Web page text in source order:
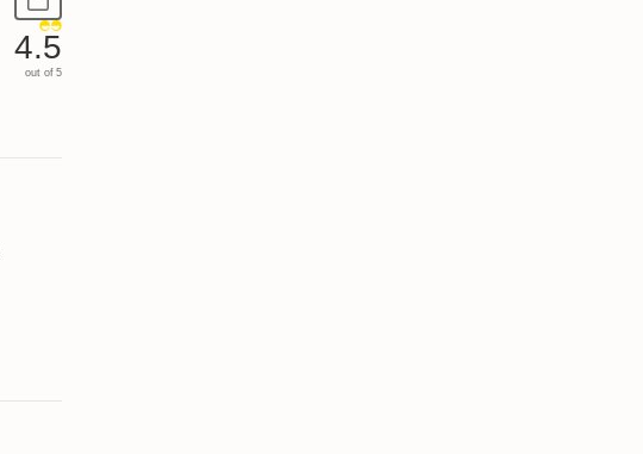
4.5
out of 5